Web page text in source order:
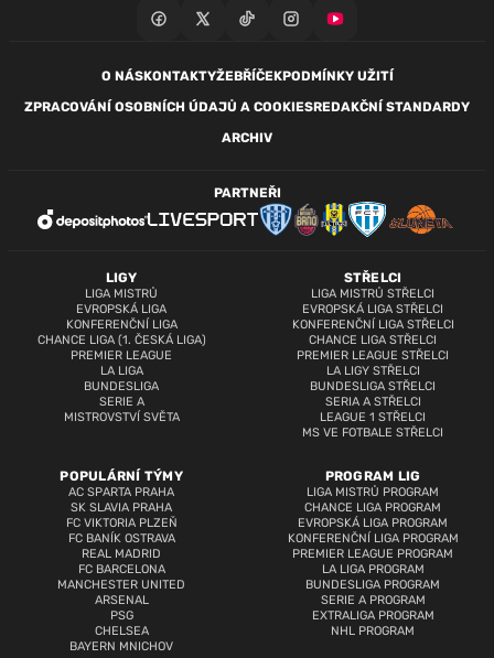
O NÁSKONTAKTYŽEBŘÍČEKPODMÍNKY UŽITÍ
ZPRACOVÁNÍ OSOBNÍCH ÚDAJŮ A COOKIESREDAKČNÍ STANDARDY
ARCHIV
LIGY
LIGA MISTRŮ
EVROPSKÁ LIGA
KONFERENČNÍ LIGA
CHANCE LIGA (1. ČESKÁ LIGA)
PREMIER LEAGUE
LA LIGA
BUNDESLIGA
SERIE A
MISTROVSTVÍ SVĚTA
STŘELCI
LIGA MISTRŮ STŘELCI
EVROPSKÁ LIGA STŘELCI
KONFERENČNÍ LIGA STŘELCI
CHANCE LIGA STŘELCI
PREMIER LEAGUE STŘELCI
LA LIGY STŘELCI
BUNDESLIGA STŘELCI
SERIA A STŘELCI
LEAGUE 1 STŘELCI
MS VE FOTBALE STŘELCI
POPULÁRNÍ TÝMY
AC SPARTA PRAHA
SK SLAVIA PRAHA
FC VIKTORIA PLZEŇ
FC BANÍK OSTRAVA
REAL MADRID
FC BARCELONA
MANCHESTER UNITED
ARSENAL
PSG
CHELSEA
BAYERN MNICHOV
PROGRAM LIG
LIGA MISTRŮ PROGRAM
CHANCE LIGA PROGRAM
EVROPSKÁ LIGA PROGRAM
KONFERENČNÍ LIGA PROGRAM
PREMIER LEAGUE PROGRAM
LA LIGA PROGRAM
BUNDESLIGA PROGRAM
SERIE A PROGRAM
EXTRALIGA PROGRAM
NHL PROGRAM
PARTNEŘI